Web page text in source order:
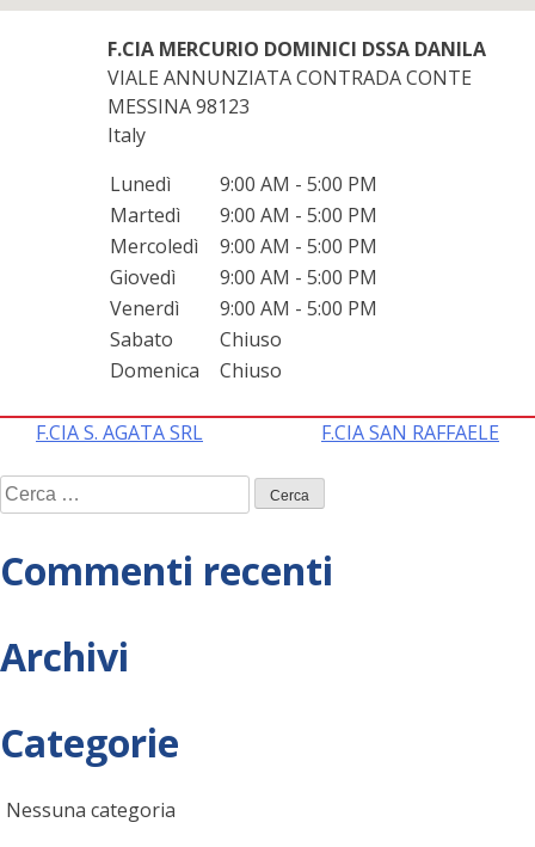
F.CIA MERCURIO DOMINICI DSSA DANILA
VIALE ANNUNZIATA CONTRADA CONTE
MESSINA98123
Italy
Lunedì
9:00 AM - 5:00 PM
Martedì
9:00 AM - 5:00 PM
Mercoledì
9:00 AM - 5:00 PM
Giovedì
9:00 AM - 5:00 PM
Venerdì
9:00 AM - 5:00 PM
Sabato
Chiuso
Domenica
Chiuso
Navigazione
articoli
F.CIA S. AGATA SRL F.CIA SAN RAFFAELE
Ricerca
per:
Commenti recenti
Archivi
Categorie
Nessuna categoria